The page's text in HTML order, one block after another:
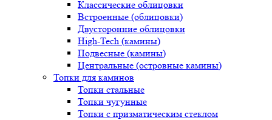
Классические облицовки
Встроенные (облицовки)
Двусторонние облицовки
High-Tech (камины)
Подвесные (камины)
Центральные (островные камины)
Топки для каминов
Топки стальные
Топки чугунные
Топки с призматическим стеклом